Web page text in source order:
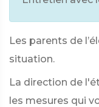
Les parents de
situation.
La direction de
les mesures qui